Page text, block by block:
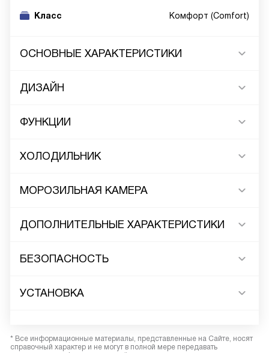
Класс Комфорт (Comfort)
ОСНОВНЫЕ ХАРАКТЕРИСТИКИ
ДИЗАЙН
ФУНКЦИИ
ХОЛОДИЛЬНИК
МОРОЗИЛЬНАЯ КАМЕРА
ДОПОЛНИТЕЛЬНЫЕ ХАРАКТЕРИСТИКИ
БЕЗОПАСНОСТЬ
УСТАНОВКА
* Все информационные материалы, представленные на Сайте, носят
справочный характер и не могут в полной мере передавать